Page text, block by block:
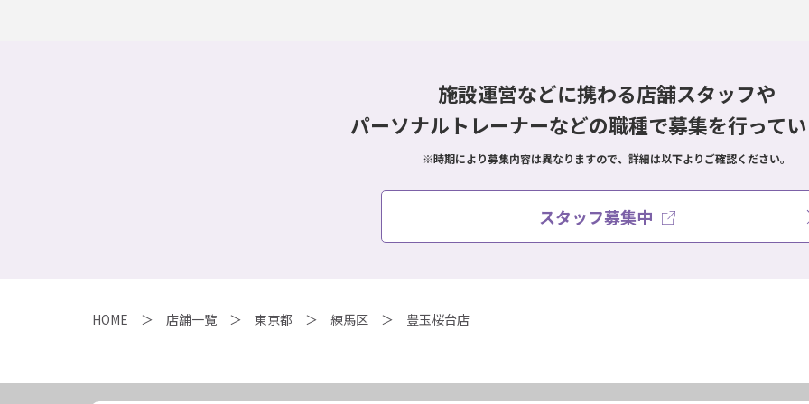
施設運営などに携わる店舗スタッフや
パーソナルトレーナーなどの職種で募集を行って
※時期により募集内容は異なりますので、詳細は以下よりご確認ください。
スタッフ募集中
HOME 店舗一覧 東京都 練馬区 豊玉桜台店